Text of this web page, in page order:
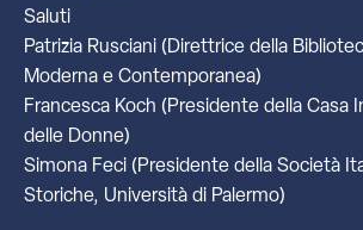
Saluti
Patrizia Rusciani (Direttrice della
Moderna e Contemporanea)
Francesca Koch (Presidente della Casa
delle Donne)
Simona Feci (Presidente della Società
Storiche, Università di Palermo)